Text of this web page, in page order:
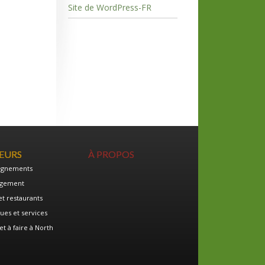
Site de WordPress-FR
restaurants
et services
à faire à North
À PROPOS